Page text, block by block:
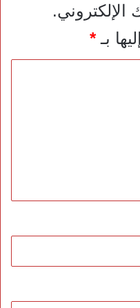
بـ*